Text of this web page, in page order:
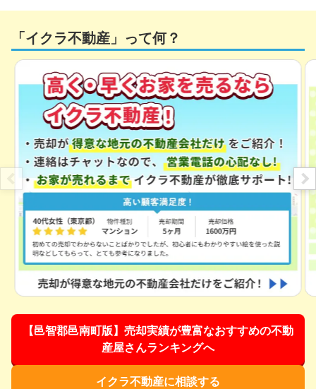
「イクラ不動産」って何？
【邑智郡邑南町版】売却実績が豊富なおすすめの不動
産屋さんランキングへ
イクラ不動産に相談する